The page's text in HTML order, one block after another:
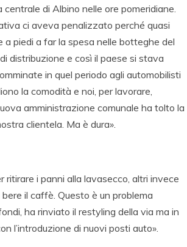
di Albino nelle ore pomeridiane.
ci aveva penalizzato perché quasi
a piedi a far la spesa nelle botteghe del
distribuzione e così il paese si stava
in quel periodo agli automobilisti
la comodità e noi, per lavorare,
amministrazione comunale ha tolto la
clientela. Ma è dura».
ritirare i panni alla lavasecco, altri invece
il caffè. Questo è un problema
ha rinviato il restyling della via ma in
l’introduzione di nuovi posti auto».